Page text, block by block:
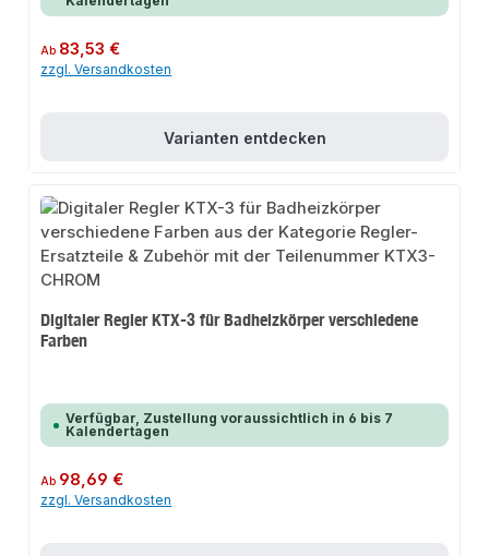
Regulärer Preis:
Ab 83,53 €
zzgl. Versandkosten
Varianten entdecken
Digitaler Regler KTX-3 für Badheizkörper verschiedene
Farben
Verfügbar, Zustellung voraussichtlich in 6 bis 7
Kalendertagen
Regulärer Preis:
Ab 98,69 €
zzgl. Versandkosten